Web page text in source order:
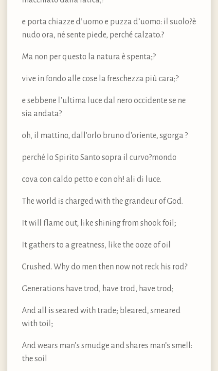
e porta chiazze d’uomo e puzza d’uomo: il suolo?è
nudo ora, né sente piede, perché calzato.?
Ma non per questo la natura è spenta;?
vive in fondo alle cose la freschezza più cara;?
e sebbene l’ultima luce dal nero occidente se ne
sia andata?
oh, il mattino, dall’orlo bruno d’oriente, sgorga ?
perché lo Spirito Santo sopra il curvo?mondo
cova con caldo petto e con oh! ali di luce.
The world is charged with the grandeur of God.
It will flame out, like shining from shook foil;
It gathers to a greatness, like the ooze of oil
Crushed. Why do men then now not reck his rod?
Generations have trod, have trod, have trod;
And all is seared with trade; bleared, smeared
with toil;
And wears man’s smudge and shares man’s smell:
the soil